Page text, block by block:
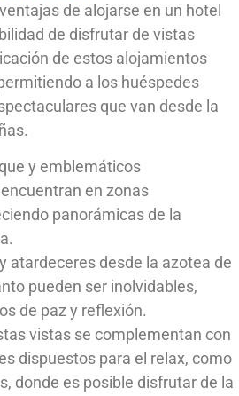
de alojarse en un hotel
de disfrutar de vistas
de estos alojamientos
a los huéspedes
que van desde la
y emblemáticos
en zonas
panorámicas de la
atardeceres desde la azotea de
pueden ser inolvidables,
de paz y reflexión.
vistas se complementan con
dispuestos para el relax, como
donde es posible disfrutar de la